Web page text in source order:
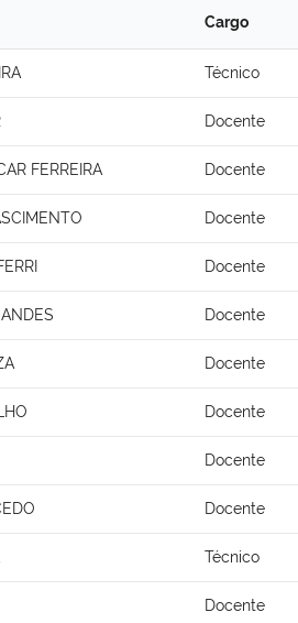
Cargo
Técnico
Docente
FERREIRA Docente
Docente
Docente
Docente
Docente
Docente
Docente
Docente
Técnico
Docente